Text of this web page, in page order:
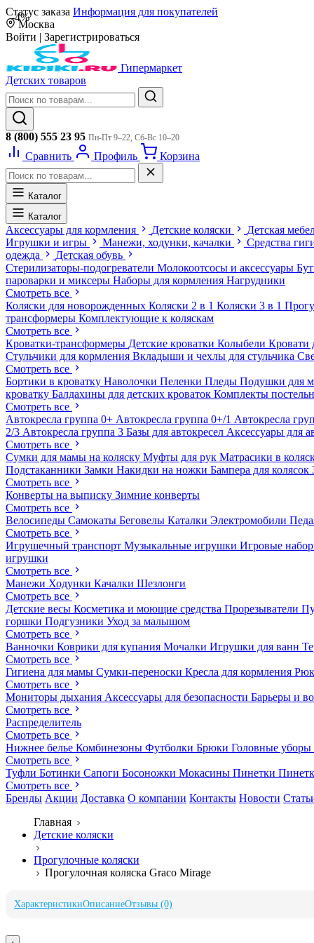
Статус заказа Информация для покупателей
Москва
Войти | Зарегистрироваться
Гипермаркет
Детских товаров
8 (800) 555 23 95 Пн-Пт 9–22, Сб-Вс 10–20
Сравнить Профиль Корзина
Каталог
Каталог
Аксессуары для кормления Детские коляски
Детская
Игрушки и игры
Манежи, ходунки, качалки
Средства
одежда
Детская обувь
Стерилизаторы-подогреватели Молокоотсосы и аксессуары
пароварки и миксеры Наборы для кормления Нагрудники
Смотреть все
Коляски для новорожденных Коляски 2 в 1 Коляски 3 в 1
трансформеры Комплектующие к коляскам
Смотреть все
Кроватки-трансформеры Детские кроватки Колыбели Кровати
Стульчики для кормления Вкладыши и чехлы для стульчика
Смотреть все
Бортики в кроватку Наволочки Пеленки Пледы Подушки для
кроватку Балдахины для детских кроваток Комплекты
Смотреть все
Автокресла группа 0+ Автокресла группа 0+/1 Автокресла
2/3 Автокресла группа 3 Базы для автокресел Аксессуары для
Смотреть все
Сумки для мамы на коляску Муфты для рук Матрасики в
Подстаканники Замки Накидки на ножки Бампера для колясок
Смотреть все
Конверты на выписку Зимние конверты
Смотреть все
Велосипеды Самокаты Беговелы Каталки Электромобили
Смотреть все
Игрушечный транспорт Музыкальные игрушки Игровые
игрушки
Смотреть все
Манежи Ходунки Качалки Шезлонги
Смотреть все
Детские весы Косметика и моющие средства Прорезыватели
горшки Подгузники Уход за малышом
Смотреть все
Ванночки Коврики для купания Мочалки Игрушки для ванн
Смотреть все
Гигиена для мамы Сумки-переноски Кресла для кормления
Смотреть все
Мониторы дыхания Аксессуары для безопасности Барьеры и
Смотреть все
Распределитель
Смотреть все
Нижнее белье Комбинезоны Футболки Брюки Головные уборы
Смотреть все
Туфли Ботинки Сапоги Босоножки Мокасины Пинетки
Смотреть все
Бренды Акции Доставка О компании Контакты Новости
Главная
Детские коляски
Прогулочные коляски
Прогулочная коляска Graco Mirage
ХарактеристикиОписаниеОтзывы (0)
-4%